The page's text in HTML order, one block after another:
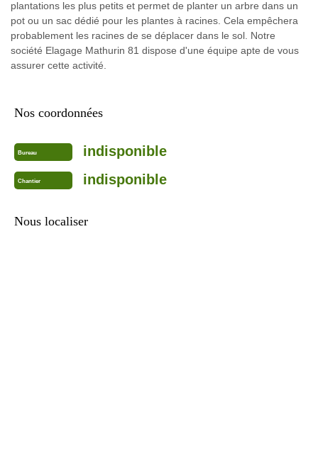
plantations les plus petits et permet de planter un arbre dans un
pot ou un sac dédié pour les plantes à racines. Cela empêchera
probablement les racines de se déplacer dans le sol. Notre
société Elagage Mathurin 81 dispose d'une équipe apte de vous
assurer cette activité.
Nos coordonnées
Bureau indisponible
Chantier indisponible
Nous localiser